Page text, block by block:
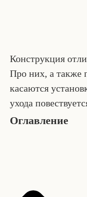
Конструкция
Про них, а также
касаются
ухода
Оглавление